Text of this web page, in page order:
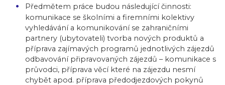
Předmětem práce budou následující činnosti:
komunikace se školními a firemními kolektivy
vyhledávání a komunikování se zahraničními
partnery (ubytovateli) tvorba nových produktů a
příprava zajímavých programů jednotlivých zájezdů
odbavování připravovaných zájezdů – komunikace s
průvodci, příprava věcí které na zájezdu nesmí
chybět apod. příprava předodjezdových pokynů